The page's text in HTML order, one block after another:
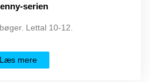
serien
Lettal 10-12.
Læs mere